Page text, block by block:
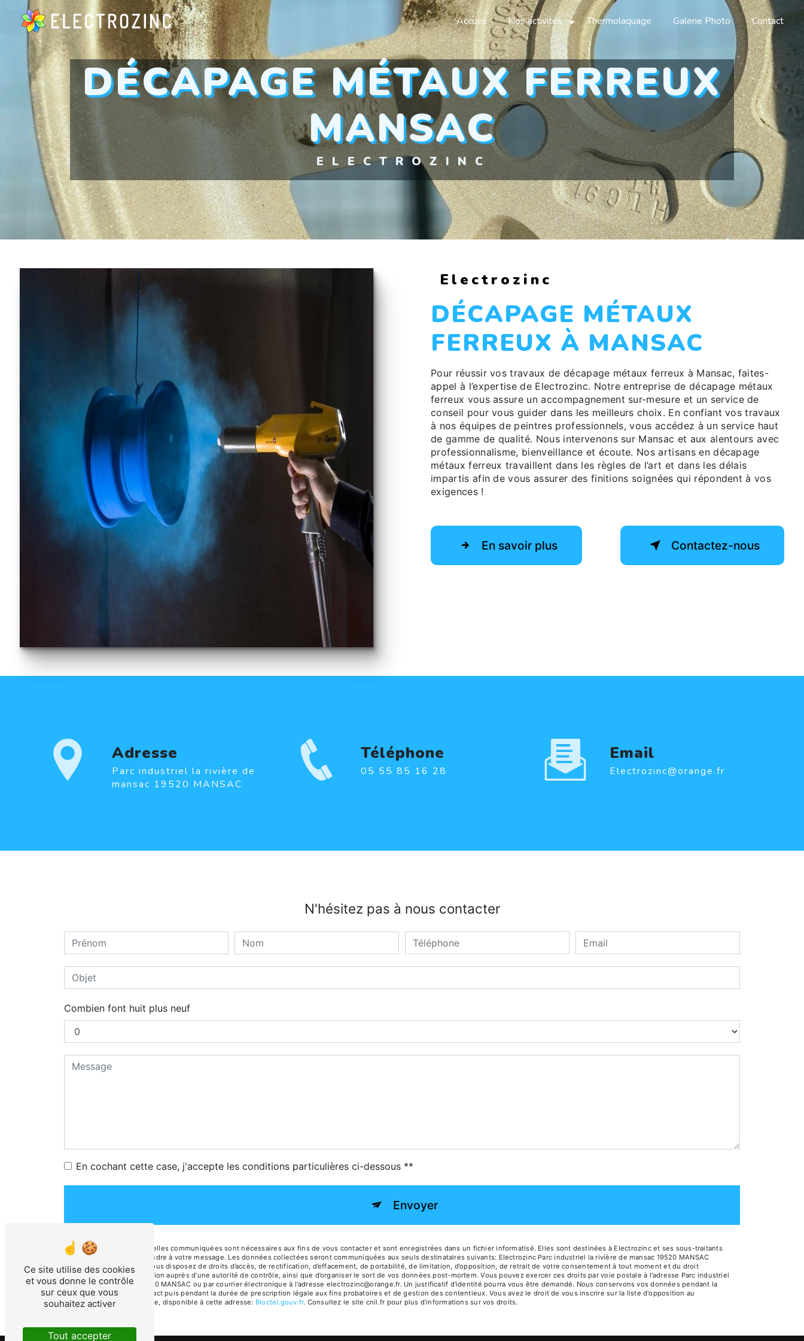
Accueil Nos activités Thermolaquage Galerie Photo Contact
DÉCAPAGE MÉTAUX FERREUX
MANSAC
ELECTROZINC
Electrozinc
DÉCAPAGE MÉTAUX
FERREUX À MANSAC
Pour réussir vos travaux de décapage métaux ferreux à Mansac, faites-
appel à l’expertise de Electrozinc. Notre entreprise de décapage métaux
ferreux vous assure un accompagnement sur-mesure et un service de
conseil pour vous guider dans les meilleurs choix. En confiant vos travaux
à nos équipes de peintres professionnels, vous accédez à un service haut
de gamme de qualité. Nous intervenons sur Mansac et aux alentours avec
professionnalisme, bienveillance et écoute. Nos artisans en décapage
métaux ferreux travaillent dans les règles de l’art et dans les délais
impartis afin de vous assurer des finitions soignées qui répondent à vos
exigences !
En savoir plus Contactez-nous
Adresse
Parc industriel la rivière de
mansac 19520 MANSAC
Téléphone
05 55 85 16 28
Email
electrozinc@orange.fr
N'hésitez pas à nous contacter
Combien font huit plus neuf
En cochant cette case, j'accepte les conditions particulières ci-dessous **
Envoyer
** Les données personnelles communiquées sont nécessaires aux fins de vous contacter et sont enregistrées dans un fichier informatisé. Elles sont destinées à Electrozinc et ses sous-traitants
dans le seul but de répondre à votre message. Les données collectées seront communiquées aux seuls destinataires suivants: Electrozinc Parc industriel la rivière de mansac 19520 MANSAC
electrozinc@orange.fr. Vous disposez de droits d’accès, de rectification, d’effacement, de portabilité, de limitation, d’opposition, de retrait de votre consentement à tout moment et du droit
d’introduire une réclamation auprès d’une autorité de contrôle, ainsi que d’organiser le sort de vos données post-mortem. Vous pouvez exercer ces droits par voie postale à l'adresse Parc industriel
la rivière de mansac 19520 MANSAC ou par courrier électronique à l'adresse electrozinc@orange.fr. Un justificatif d'identité pourra vous être demandé. Nous conservons vos données pendant la
période de prise de contact puis pendant la durée de prescription légale aux fins probatoires et de gestion des contentieux. Vous avez le droit de vous inscrire sur la liste d'opposition au
démarchage téléphonique, disponible à cette adresse:
Bloctel.gouv.fr. Consultez le site cnil.fr pour plus d’informations sur vos droits.
Panneau de gestion des cookies
Ce site utilise des cookies
et vous donne le contrôle
sur ceux que vous
souhaitez activer
Tout accepter